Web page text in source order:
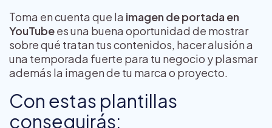
Toma en cuenta que la imagen de portada en
YouTubees una buena oportunidad de mostrar
sobre qué tratan tus contenidos, hacer alusión a
una temporada fuerte para tu negocio y plasmar
además la imagen de tu marca o proyecto.
Con estas plantillas
conseguirás: